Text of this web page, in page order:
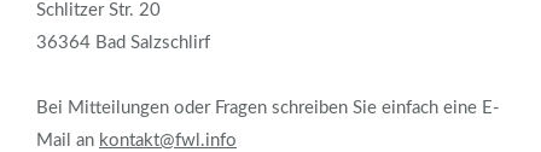
Schlitzer Str. 20
36364 Bad Salzschlirf
Bei Mitteilungen oder Fragen schreiben Sie einfach eine E-
Mail an kontakt@fwl.info